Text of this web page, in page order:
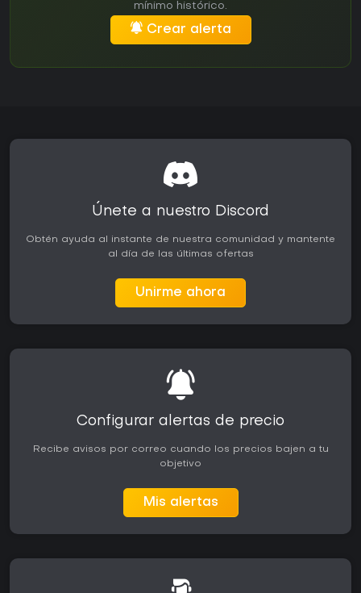
mínimo histórico.
Crear alerta
Únete a nuestro Discord
Obtén ayuda al instante de nuestra comunidad y mantente
al día de las últimas ofertas
Unirme ahora
Configurar alertas de precio
Recibe avisos por correo cuando los precios bajen a tu
objetivo
Mis alertas